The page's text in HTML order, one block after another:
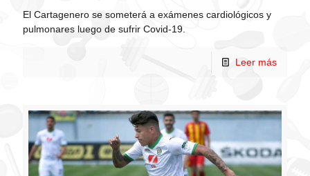
El Cartagenero se someterá a exámenes cardiológicos y
pulmonares luego de sufrir Covid-19.
Leer más